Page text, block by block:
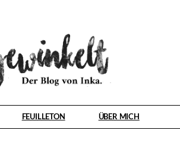
FEUILLETON ÜBER MICH